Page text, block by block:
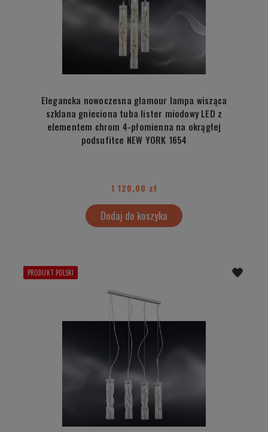
Elegancka nowoczesna glamour lampa wisząca
szklana gnieciona tuba lister miodowy LED z
elementem chrom 4-płomienna na okrągłej
podsufitce NEW YORK 1654
1 120,00 zł
Dodaj do koszyka
PRODUKT POLSKI